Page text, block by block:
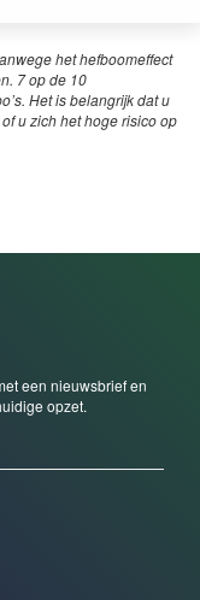
het hefboomeffect
7 op de 10
Het is belangrijk dat u
u zich het hoge risico op
een nieuwsbrief en
opzet.